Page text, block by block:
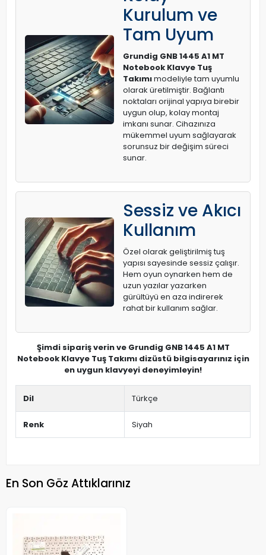
Kurulum ve
Tam Uyum
Grundig GNB 1445 A1 MT
Notebook Klavye Tuş
Takımımodeliyle tam uyumlu
olarak üretilmiştir. Bağlantı
noktaları orijinal yapıya birebir
uygun olup, kolay montaj
imkanı sunar. Cihazınıza
mükemmel uyum sağlayarak
sorunsuz bir değişim süreci
sunar.
Sessiz ve Akıcı
Kullanım
Özel olarak geliştirilmiş tuş
yapısı sayesinde sessiz çalışır.
Hem oyun oynarken hem de
uzun yazılar yazarken
gürültüyü en aza indirerek
rahat bir kullanım sağlar.
Şimdi sipariş verin ve Grundig GNB 1445 A1 MT
Notebook Klavye Tuş Takımı dizüstü bilgisayarınız için
en uygun klavyeyi deneyimleyin!
Dil Türkçe
Renk Siyah
En Son Göz Attıklarınız